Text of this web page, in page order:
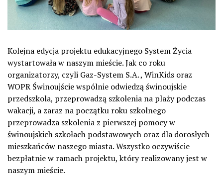
Kolejna edycja projektu edukacyjnego System Życia
wystartowała w naszym mieście. Jak co roku
organizatorzy, czyli Gaz-System S.A. , WinKids oraz
WOPR Świnoujście wspólnie odwiedzą świnoujskie
przedszkola, przeprowadzą szkolenia na plaży podczas
wakacji, a zaraz na początku roku szkolnego
przeprowadza szkolenia z pierwszej pomocy w
świnoujskich szkołach podstawowych oraz dla dorosłych
mieszkańców naszego miasta. Wszystko oczywiście
bezpłatnie w ramach projektu, który realizowany jest w
naszym mieście.